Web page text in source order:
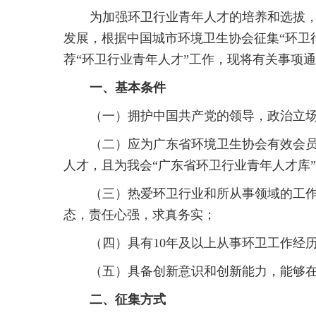
为加强环卫行业青年人才的培养和选拔
发展，根据中国城市环境卫生协会征集“环
荐“环卫行业青年人才”工作，现将有关事项
一、基本条件
（一）拥护中国共产党的领导，政治
（二）应为广东省环境卫生协会有效
人才，且为我会“广东省环卫行业青年人才库
（三）热爱环卫行业和所从事领域的
态，责任心强，求真务实；
（四）具有10年及以上从事环卫工作
（五）具备创新意识和创新能力，能
二、征集方式